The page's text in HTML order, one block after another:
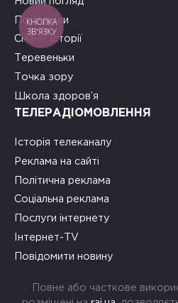
Подружки
Смачні історії
Теревеньки
Точка зору
Школа здоров’я
ТЕЛЕРАДІОМОВЛЕННЯ
Історія телеканалу
Реклама на сайті
Політична реклама
Соціальна реклама
Послуги інтернету
Інтернет-TV
Повідомити новину
Повне або часткове
КНОПКА
ЗВ'ЯЗКУ